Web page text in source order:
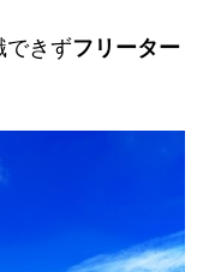
できずフリーター